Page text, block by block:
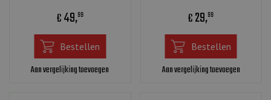
€49,99
Bestellen
Aan vergelijking toevoegen
€29,99
Bestellen
Aan vergelijking toevoegen